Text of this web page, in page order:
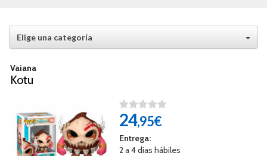
Elige una categoría
Vaiana
Kotu
24,95€
Entrega:
2 a 4 días hábiles